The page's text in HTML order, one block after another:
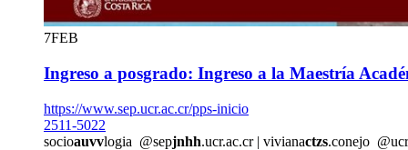
7FEB
Ingreso a posgrado: Ingreso a la Maestría
https://www.sep.ucr.ac.cr/pps-inicio
2511-5022
socioauvvlogia @sepjnhh.ucr.ac.cr| vivianactzs.conejo @ucr